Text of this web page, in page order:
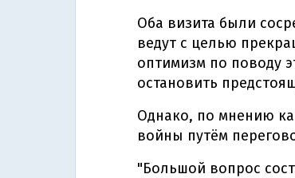
Оба визита были
ведут с целью
оптимизм по поводу
остановить
Однако, по мнению
войны путём
"Большой вопрос